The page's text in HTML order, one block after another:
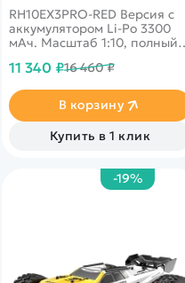
RH10EX3PRO-RED Версия с
аккумулятором Li-Po 3300
мАч. Масштаб 1:10, полный
двигатель, влагозащита
шасси.
11 340 ₽16 460 ₽
В корзину
Купить в 1 клик
-19%